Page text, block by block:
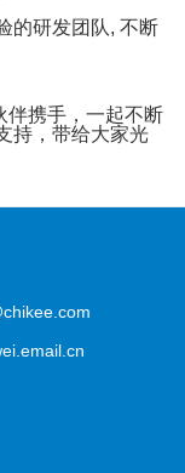
的研发团队, 不断
携手，一起不断
持，带给大家光